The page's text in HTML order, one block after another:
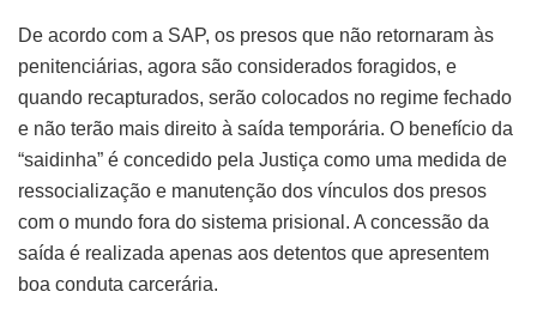
De acordo com a SAP, os presos que não retornaram às
penitenciárias, agora são considerados foragidos, e
quando recapturados, serão colocados no regime fechado
e não terão mais direito à saída temporária. O benefício da
“saidinha” é concedido pela Justiça como uma medida de
ressocialização e manutenção dos vínculos dos presos
com o mundo fora do sistema prisional. A concessão da
saída é realizada apenas aos detentos que apresentem
boa conduta carcerária.